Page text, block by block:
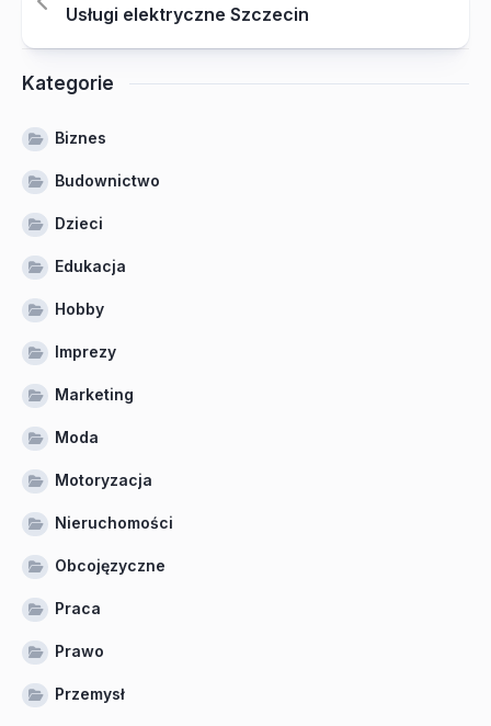
Usługi elektryczne Szczecin
Kategorie
Biznes
Budownictwo
Dzieci
Edukacja
Hobby
Imprezy
Marketing
Moda
Motoryzacja
Nieruchomości
Obcojęzyczne
Praca
Prawo
Przemysł